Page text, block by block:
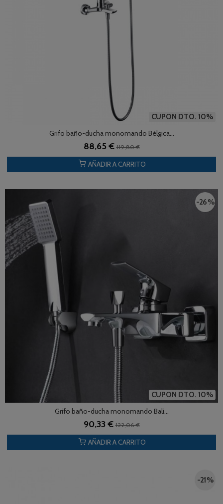
CUPON DTO. 10%
Grifo baño-ducha monomando Bélgica...
88,65 €119,80 €
AÑADIR A CARRITO
CUPON DTO. 10%
-26 %
Grifo baño-ducha monomando Bali...
90,33 €122,06 €
AÑADIR A CARRITO
-21 %